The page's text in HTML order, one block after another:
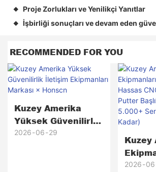
◆ Proje Zorlukları ve Yenilikçi Yanıtlar
◆ İşbirliği sonuçları ve devam eden
RECOMMENDED FOR YOU
Kuzey Amerika
Yüksek Güvenilirlik
İletişim
2026 06 29
Kuzey
2026 06